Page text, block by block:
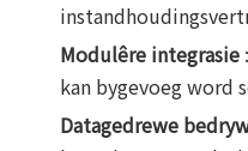
Modulêre integrasie
kan bygevoeg word
Datagedrewe